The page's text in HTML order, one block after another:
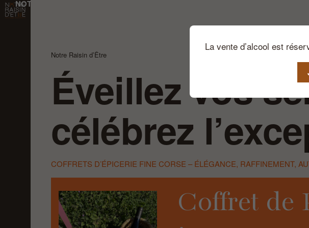
NOTRE RAISIN D'ÊTRE
Notre Raisin d’Être
Éveillez vos
célébrez
COFFRETS D’ÉPICERIE FINE CORSE – ÉLÉGANCE, RAFFINEMENT,
Coffret de
La vente d’alcool est